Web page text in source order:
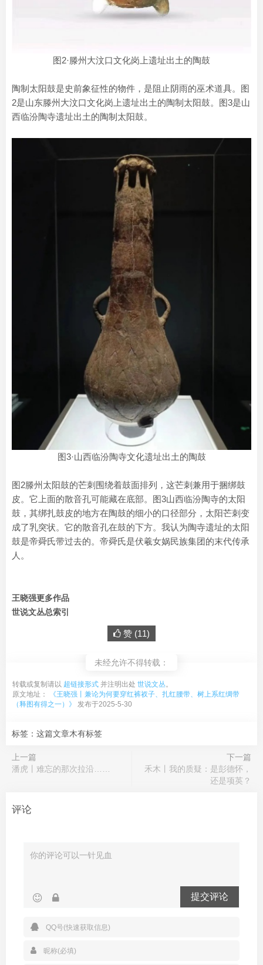
图2·滕州大汶口文化岗上遗址出土的陶鼓
陶制太阳鼓是史前象征性的物件，是阻止阴雨的巫术道具。图
2是山东滕州大汶口文化岗上遗址出土的陶制太阳鼓。图3是山
西临汾陶寺遗址出土的陶制太阳鼓。
图3·山西临汾陶寺文化遗址出土的陶鼓
图2滕州太阳鼓的芒刺围绕着鼓面排列，这芒刺兼用于捆绑鼓
皮。它上面的散音孔可能藏在底部。图3山西临汾陶寺的太阳
鼓，其绑扎鼓皮的地方在陶鼓的细小的口径部分，太阳芒刺变
成了乳突状。它的散音孔在鼓的下方。我认为陶寺遗址的太阳
鼓是帝舜氏带过去的。帝舜氏是伏羲女娲民族集团的末代传承
人。
王晓强更多作品
世说文丛总索引
赞 (11)
未经允许不得转载：
转载或复制请以 超链接形式 并注明出处 世说文丛。
原文地址：
《王晓强丨兼论为何要穿红裤衩子、扎红腰带、树上系红绸带
（释图有得之一）》
发布于2025-5-30
标签：这篇文章木有标签
上一篇
潘虎丨难忘的那次拉沿……
下一篇
禾木丨我的质疑：是彭德怀，
还是项英？
评论
提交评论